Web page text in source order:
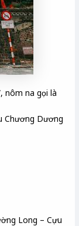
nôm na gọi là
Chương Dương
Long – Cựu